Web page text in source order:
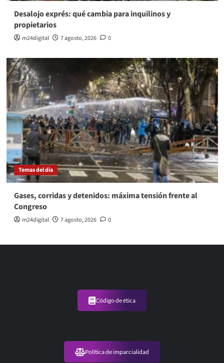
Desalojo exprés: qué cambia para inquilinos y
propietarios
m24digital 7 agosto, 2026 0
Temas del dia
Gases, corridas y detenidos: máxima tensión frente al
Congreso
m24digital 7 agosto, 2026 0
Código de ética
Política de imparcialidad